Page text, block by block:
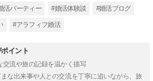
活パーティー #婚活体験談 #婚活ブログ
#アラフィフ婚活
イント
交流や旅の記録を温かく描写
な出来事や人との交流を丁寧に追いながら、旅